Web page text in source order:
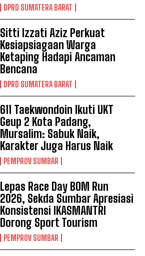
DPRD SUMATERA BARAT
Sitti Izzati Aziz Perkuat
Kesiapsiagaan Warga
Ketaping Hadapi Ancaman
Bencana
DPRD SUMATERA BARAT
611 Taekwondoin Ikuti UKT
Geup 2 Kota Padang,
Mursalim: Sabuk Naik,
Karakter Juga Harus Naik
PEMPROV SUMBAR
Lepas Race Day BOM Run
2026, Sekda Sumbar Apresiasi
Konsistensi IKASMANTRI
Dorong Sport Tourism
PEMPROV SUMBAR